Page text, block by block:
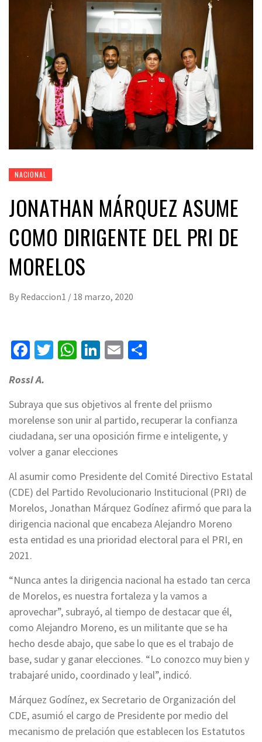
NACIONAL
JONATHAN MÁRQUEZ ASUME
COMO DIRIGENTE DEL PRI DE
MORELOS
By Redaccion1 / 18 marzo, 2020
Facebook
Twitter
WhatsApp
LinkedIn
Email
Rossi A.
Subraya que sus objetivos al frente del priismo
morelense son unir al partido, recuperar la confianza
ciudadana, ser una oposición firme e inteligente, y
volver a ganar elecciones
Al asumir como Presidente del Comité Directivo Estatal
(CDE) del Partido Revolucionario Institucional (PRI) de
Morelos, Jonathan Márquez Godínez afirmó que para la
dirigencia nacional que encabeza Alejandro Moreno
esta entidad es una prioridad electoral para el PRI, en
2021.
“Nunca antes la dirigencia nacional ha estado tan cerca
de Morelos, es nuestra fortaleza y la vamos a
aprovechar”, subrayó, al tiempo de destacar que él,
como Alejandro Moreno, es un militante que se ha
hecho desde abajo, que sabe lo que es el trabajo de
base, sudar y ganar elecciones. “Lo conozco muy bien y
trabajaré unido, coordinado y leal”, indicó.
Márquez Godínez, ex Secretario de Organización del
CDE, asumió el cargo de Presidente por medio del
mecanismo de prelación que establecen los Estatutos